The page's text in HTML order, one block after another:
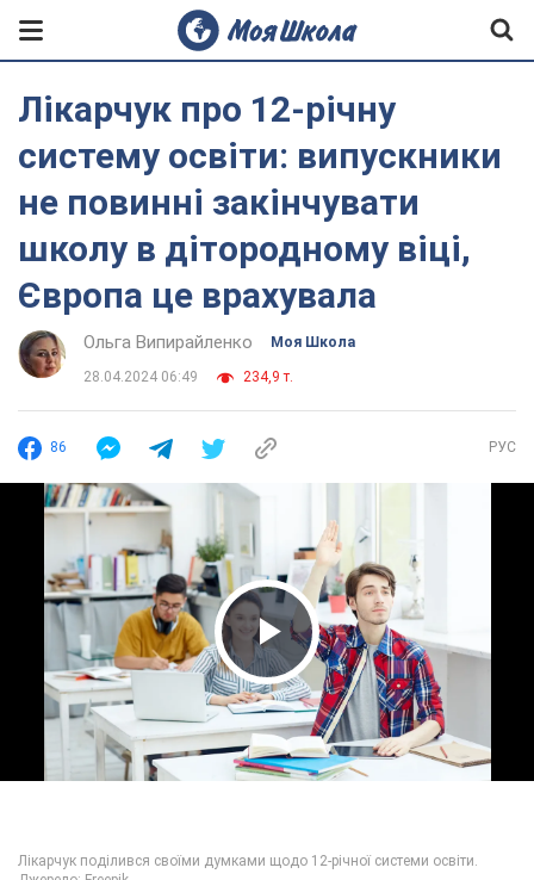
Лікарчук про 12-річну
систему освіти: випускники
не повинні закінчувати
школу в дітородному віці,
Європа це врахувала
Ольга Випирайленко Моя Школа
28.04.2024 06:49 234,9 т.
86 РУС
Play Video